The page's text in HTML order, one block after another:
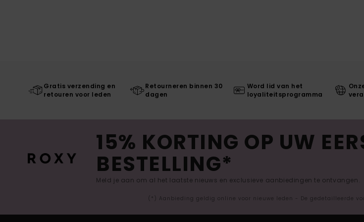
Gratis verzending en
retouren voor leden
Retourneren binnen 30
dagen
Word lid van het
loyaliteitsprogramma
15% KORTING OP UW
BESTELLING*
Meld je aan om al het laatste nieuws en exclusieve aanbiedingen te ontvangen.
(*) Aanbieding geldig online voor nieuwe leden - De gedetailleerde